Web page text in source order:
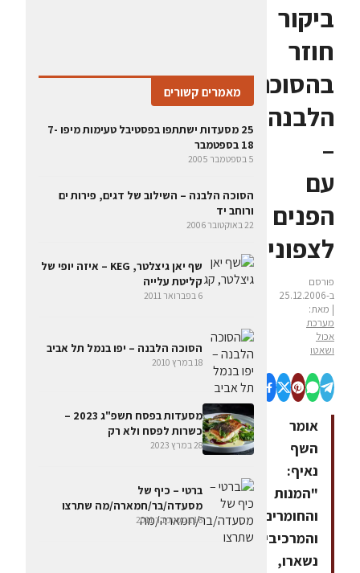
ביקור
חוזר
בהסוכה
הלבנה
–
עם
הפנים
לצפוניים
פורסם
ב-25.12.2006
| מאת:
מערכת
אכול
ושאטו
אומר
השף
נאיף:
"המנות
והחומרים
והמרכיבים
נשארו,
מאמרים קשורים
25 מסעדות ישתתפו בפסטיבל טעימות מיפו 7-
18 בספטמבר
5 בספטמבר 2005
הסוכה הלבנה – השילוב של דגים, פירות ים
ורוחב יד
22 באוקטובר 2006
שף יאן גיצלטר, KEG – איזה יופי של
קליטת עלייה
6 בפברואר 2011
הסוכה הלבנה – יפו בנמל תל אביב
18 במרץ 2010
מסעדות בפסח תשפ"ג 2023 –
כשרות לפסח ולא רק
28 במרץ 2023
ברטי – כיף של
מסעדה/בר/חמארה/מה שתרצו
16 בספטמבר 2011